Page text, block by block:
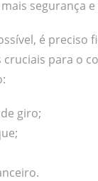
segurança
é preciso
cruciais para o
giro;